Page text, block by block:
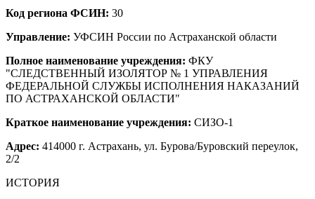
Код региона ФСИН: 30
Управление: УФСИН России по Астраханской области
Полное наименование учреждения: ФКУ
"СЛЕДСТВЕННЫЙ ИЗОЛЯТОР № 1 УПРАВЛЕНИЯ
ФЕДЕРАЛЬНОЙ СЛУЖБЫ ИСПОЛНЕНИЯ НАКАЗАНИЙ
ПО АСТРАХАНСКОЙ ОБЛАСТИ"
Краткое наименование учреждения: СИЗО-1
Адрес: 414000 г. Астрахань, ул. Бурова/Буровский переулок,
2/2
ИСТОРИЯ